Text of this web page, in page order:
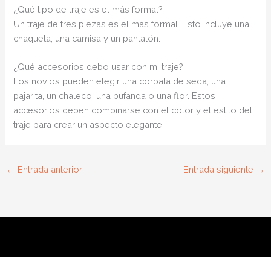
¿Qué tipo de traje es el más formal?
Un traje de tres piezas es el más formal. Esto incluye una
chaqueta, una camisa y un pantalón.
¿Qué accesorios debo usar con mi traje?
Los novios pueden elegir una corbata de seda, una
pajarita, un chaleco, una bufanda o una flor. Estos
accesorios deben combinarse con el color y el estilo del
traje para crear un aspecto elegante.
← Entrada anterior Entrada siguiente →